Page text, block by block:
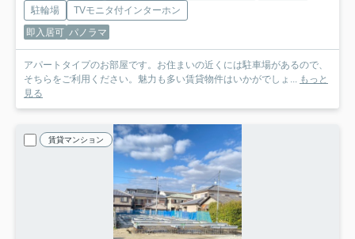
駐輪場
TVモニタ付インターホン
即入居可 パノラマ
アパートタイプのお部屋です。お住まいの近くには駐車場があるので、
そちらをご利用ください。魅力も多い賃貸物件はいかがでしょ... もっと
見る
賃貸マンション